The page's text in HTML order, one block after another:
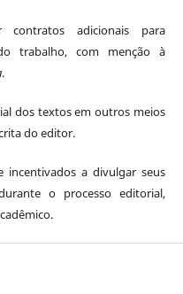
adicionais para
trabalho, com menção à
.
dos textos em outros meios
do editor.
incentivados a divulgar seus
o processo editorial,